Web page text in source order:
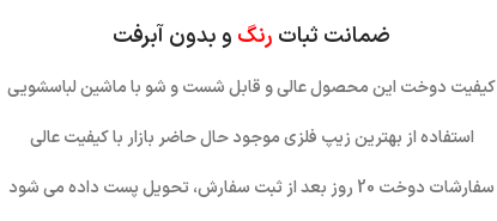
ضمانت ثبات رنگ و بدون آبرفت
کیفیت دوخت این محصول عالی و قابل شست و شو با ماشین لباسشویی
استفاده از بهترین زیپ فلزی موجود حال حاضر بازار با کیفیت عالی
سفارشات دوخت 20 روز بعد از ثبت سفارش، تحویل پست داده می شود